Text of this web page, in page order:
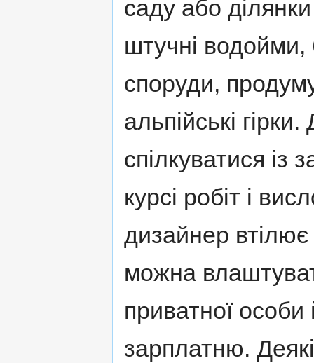
саду або
штучні водойми,
споруди,
альпійські
спілкуватися із
курсі робіт і
дизайнер
можна
приватної
зарплатню.